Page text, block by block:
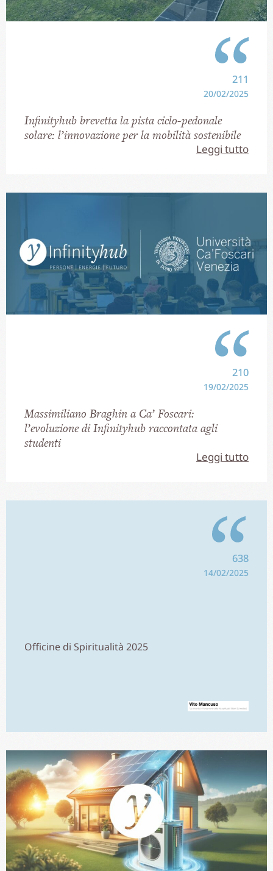
211
20/02/2025
Infinityhub brevetta la pista ciclo-pedonale
solare: l’innovazione per la mobilità sostenibile
Leggi tutto
210
19/02/2025
Massimiliano Braghin a Ca’ Foscari:
l’evoluzione di Infinityhub raccontata agli
studenti
Leggi tutto
638
14/02/2025
Officine di Spiritualità 2025